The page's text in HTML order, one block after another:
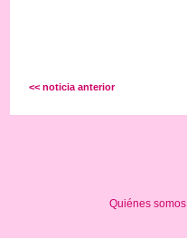
<< noticia anterior
Quiénes somos